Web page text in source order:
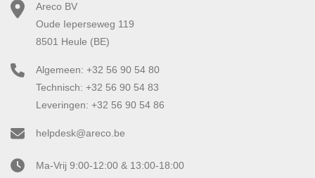
Areco BV
Oude Ieperseweg 119
8501 Heule (BE)
Algemeen: +32 56 90 54 80
Technisch: +32 56 90 54 83
Leveringen: +32 56 90 54 86
helpdesk@areco.be
Ma-Vrij 9:00-12:00 & 13:00-18:00